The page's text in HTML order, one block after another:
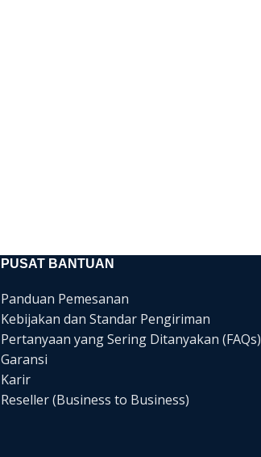
PUSAT BANTUAN
Panduan Pemesanan
Kebijakan dan Standar Pengiriman
Pertanyaan yang Sering Ditanyakan (FAQs)
Garansi
Karir
Reseller (Business to Business)